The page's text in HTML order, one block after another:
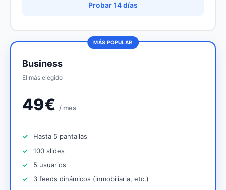
Probar 14 días
MÁS POPULAR
Business
El más elegido
49€ / mes
Hasta 5 pantallas
100 slides
5 usuarios
3 feeds dinámicos (inmobiliaria, etc.)